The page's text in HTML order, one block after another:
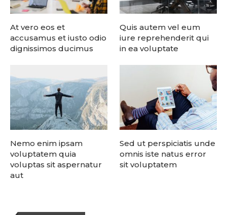
At vero eos et
accusamus et iusto odio
dignissimos ducimus
Quis autem vel eum
iure reprehenderit qui
in ea voluptate
Nemo enim ipsam
voluptatem quia
voluptas sit aspernatur
aut
Sed ut perspiciatis unde
omnis iste natus error
sit voluptatem